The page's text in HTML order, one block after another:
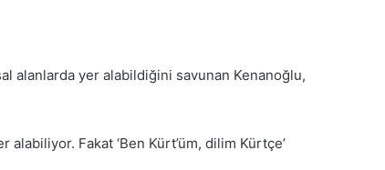
alanlarda yer alabildiğini savunan Kenanoğlu,
Fakat ‘Ben Kürt’üm, dilim Kürtçe’